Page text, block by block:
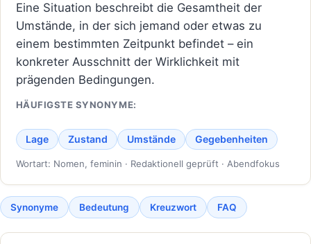
Eine Situation beschreibt die Gesamtheit der
Umstände, in der sich jemand oder etwas zu
einem bestimmten Zeitpunkt befindet – ein
konkreter Ausschnitt der Wirklichkeit mit
prägenden Bedingungen.
HÄUFIGSTE SYNONYME:
Lage Zustand Umstände Gegebenheiten
Wortart: Nomen, feminin · Redaktionell geprüft · Abendfokus
Synonyme Bedeutung Kreuzwort FAQ